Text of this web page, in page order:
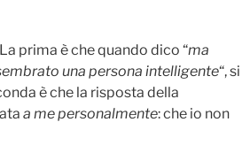
prima è che quando dico “ma
una persona intelligente“, si
è che la risposta della
a me personalmente: che io non